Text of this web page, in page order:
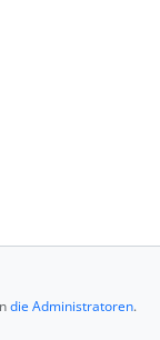
die Administratoren.